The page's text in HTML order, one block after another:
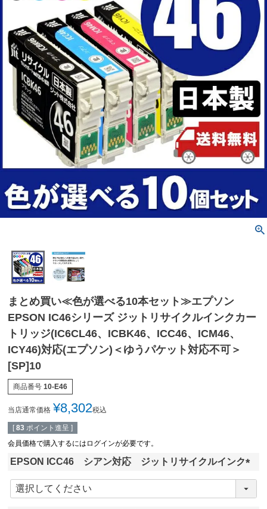
まとめ買い≪色が選べる10本セット≫エプソン
EPSON IC46シリーズ ジットリサイクルインクカー
トリッジ(IC6CL46、ICBK46、ICC46、ICM46、
ICY46)対応(エプソン)＜ゆうパケット対応不可＞
[SP]10
商品番号 10-E46
当店通常価格 ¥8,302税込
[ 83 ポイント進呈 ]
会員価格で購入するにはログインが必要です。
EPSON ICC46 シアン対応 ジットリサイクルインク
(
必